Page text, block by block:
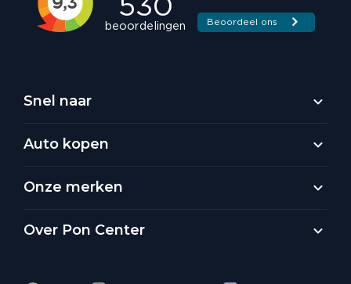
Snel naar
Auto kopen
Onze merken
Over Pon Center